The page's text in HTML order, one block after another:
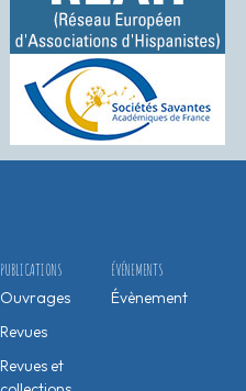
ÉVÉNEMENTS
Évènement
PUBLICATIONS
Ouvrages
Revues
Revues et